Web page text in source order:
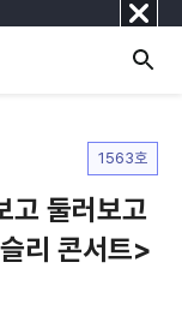
닫
기
1563호
고 둘러보고
리 콘서트>